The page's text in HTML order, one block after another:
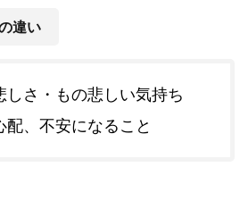
違い
しさ・もの悲しい気持ち
配、不安になること